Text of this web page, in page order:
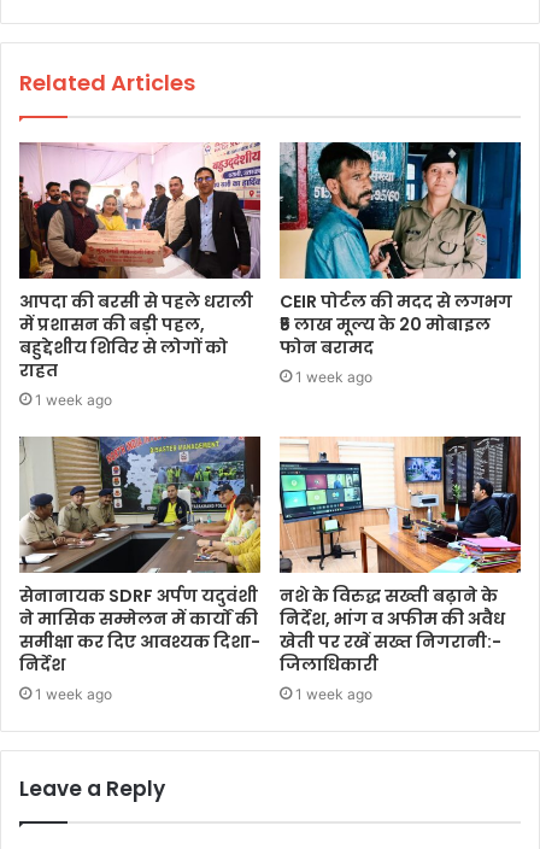
Related Articles
आपदा की बरसी से पहले धराली
में प्रशासन की बड़ी पहल,
बहुद्देशीय शिविर से लोगों को
राहत
1 week ago
CEIR पोर्टल की मदद से लगभग
₹5 लाख मूल्य के 20 मोबाइल
फोन बरामद
1 week ago
सेनानायक SDRF अर्पण यदुवंशी
ने मासिक सम्मेलन में कार्यों की
समीक्षा कर दिए आवश्यक दिशा-
निर्देश
1 week ago
नशे के विरुद्ध सख्ती बढ़ाने के
निर्देश, भांग व अफीम की अवैध
खेती पर रखें सख्त निगरानी:-
जिलाधिकारी
1 week ago
Leave a Reply